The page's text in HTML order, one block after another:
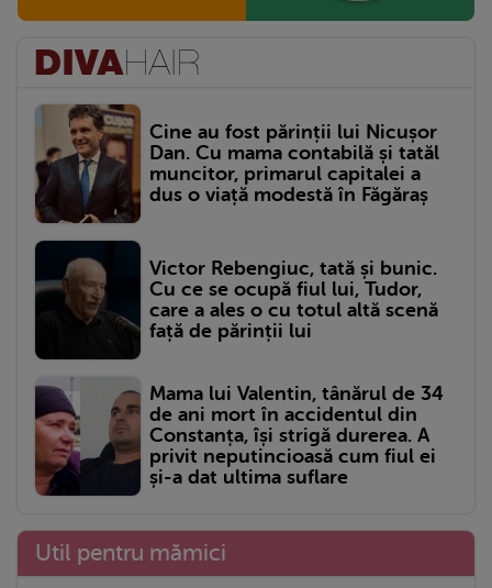
Cine au fost părinții lui Nicușor
Dan. Cu mama contabilă și tatăl
muncitor, primarul capitalei a
dus o viață modestă în Făgăraș
Victor Rebengiuc, tată și bunic.
Cu ce se ocupă fiul lui, Tudor,
care a ales o cu totul altă scenă
față de părinții lui
Mama lui Valentin, tânărul de 34
de ani mort în accidentul din
Constanța, își strigă durerea. A
privit neputincioasă cum fiul ei
și-a dat ultima suflare
Util pentru mămici